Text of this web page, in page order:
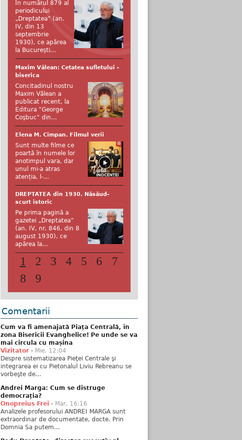
În numărul 879 al
periodicului
„Dreptatea” (an.
IV, din 13
septembrie
1930), ce apărea
la București...
Maxim Vălean: Cetatea sufletului -
biserica
Concitadinul nostru
Maxim Vălean a
publicat recent, la
Editura "George
Coşbuc" din...
Elena M. Cîmpan. Filmul verii
Sunt multe filme ce
poartă în numele lor
anotimpul vara, dar
unul mi-a atras
atenția, l-...
DREPTATEA din 1930. Năsăud-
scurt istoric
Pe prima pagină a
gazetei „Dreptatea”
(an. IV, nr. 846, din 8
august 1930), ce
apărea la...
1 2 3 4 5 6
7
8
9
Comentarii
Cum va fi amenajată Piața Centrală, în
zona Bisericii Evanghelice! Pe unde se va
mai circula cu mașina
Vizitator - Mie, 12:04
Despre sistematizarea Pieţei Centrale şi
integrarea ei cu Pietonalul Liviu Rebreanu se
vorbeşte de...
Andrei Marga: Cum se distruge
democrația?
Onopreius Frei - Mar, 16:16
Analizele profesorului ANDREI MARGA sunt
extraordinar de documentate, docte. Prin
Domnia Sa putem...